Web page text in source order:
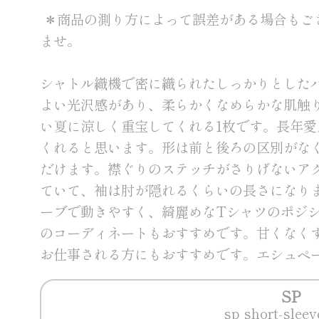
＊商品の測り方によって誤差がある場合も
ませ。
シャトル織機で密に織られたしっかりとし
よい光沢感があり、柔らかくなめらかな肌
い夏に涼しく重宝してくれる1枚です。長年
くれると思います。形は前と後ろの区別が
だけます。襟ぐりのステッチがさりげない
ていて、袖は肘が隠れるくらいの長さにな
ーブで動きやすく、綺麗めなTシャツのポジ
のコーディネートもおすすめです。甘くな
お仕事される方にもおすすめです。エシュ
SP
sp short-